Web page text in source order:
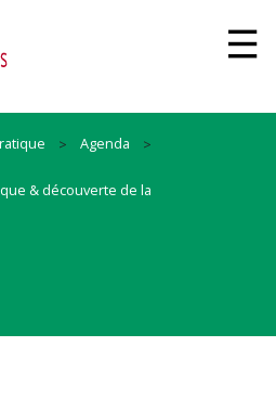
Agenda
& découverte de la